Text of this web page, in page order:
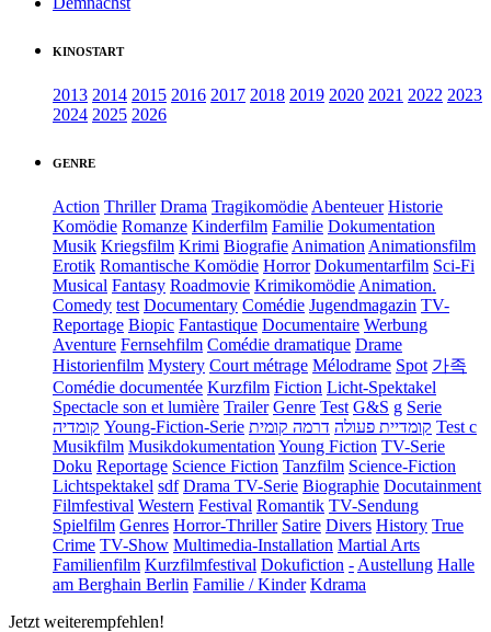
KINOSTART
2013 2014 2015 2016 2017 2018 2019 2020 2021 2022 2023
2024 2025 2026
GENRE
Action Thriller Drama Tragikomödie Abenteuer Historie
Komödie Romanze Kinderfilm Familie Dokumentation
Musik Kriegsfilm Krimi Biografie Animation Animationsfilm
Erotik Romantische Komödie Horror Dokumentarfilm Sci-Fi
Musical Fantasy Roadmovie Krimikomödie Animation.
Comedy test Documentary Comédie Jugendmagazin TV-
Reportage Biopic Fantastique Documentaire Werbung
Aventure Fernsehfilm Comédie dramatique Drame
Historienfilm Mystery Court métrage Mélodrame Spot 가족
Comédie documentée Kurzfilm Fiction Licht-Spektakel
Spectacle son et lumière Trailer Genre Test G&S g Serie
קומדיה Young-Fiction-Serie קומדיית פעולה דרמה קומית
Test c
Musikfilm Musikdokumentation Young Fiction TV-Serie
Doku Reportage Science Fiction Tanzfilm Science-Fiction
Lichtspektakel sdf Drama TV-Serie Biographie Docutainment
Filmfestival Western Festival Romantik TV-Sendung
Spielfilm Genres Horror-Thriller Satire Divers History True
Crime TV-Show Multimedia-Installation Martial Arts
Familienfilm Kurzfilmfestival Dokufiction - Austellung Halle
am Berghain Berlin Familie / Kinder Kdrama
Jetzt weiterempfehlen!